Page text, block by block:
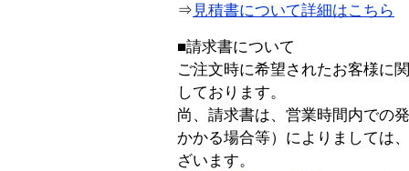
⇒ 見積書について詳細はこちら
■請求書について
ご注文時に希望されたお客様に
しております。
尚、請求書は、営業時間内での
かかる場合等）によりましては
ざいます。